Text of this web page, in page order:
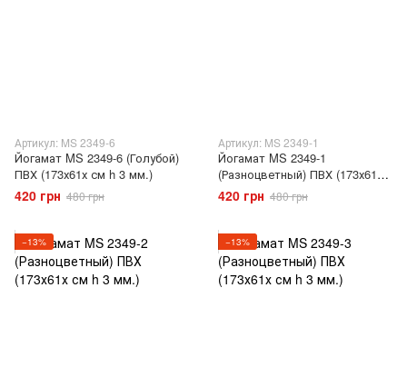
Артикул: MS 2349-6
Йогамат MS 2349-6 (Голубой)
ПВХ (173х61х см h 3 мм.)
420 грн 480 грн
Артикул: MS 2349-1
Йогамат MS 2349-1
(Разноцветный) ПВХ (173х61х
см h 3 мм.)
420 грн 480 грн
−13% −13%